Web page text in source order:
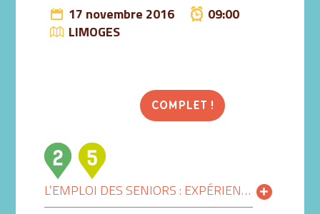
17 novembre 2016
09:00
LIMOGES
COMPLET !
L’EMPLOI DES SENIORS : EXPÉRIENCE, QUALITÉ, CONFIANCE